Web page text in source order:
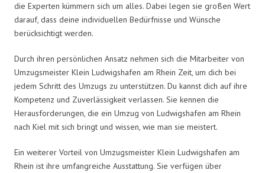
die Experten kümmern sich um alles. Dabei legen sie großen Wert
darauf, dass deine individuellen Bedürfnisse und Wünsche
berücksichtigt werden.
Durch ihren persönlichen Ansatz nehmen sich die Mitarbeiter von
Umzugsmeister Klein Ludwigshafen am Rhein Zeit, um dich bei
jedem Schritt des Umzugs zu unterstützen. Du kannst dich auf ihre
Kompetenz und Zuverlässigkeit verlassen. Sie kennen die
Herausforderungen, die ein Umzug von Ludwigshafen am Rhein
nach Kiel mit sich bringt und wissen, wie man sie meistert.
Ein weiterer Vorteil von Umzugsmeister Klein Ludwigshafen am
Rhein ist ihre umfangreiche Ausstattung. Sie verfügen über